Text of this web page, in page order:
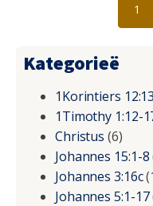
1
Kategorieë
1Korintiers
1Timothy 1:12-
Christus (6)
Johannes 15:1-8
Johannes 3:16c
Johannes 5:1-17